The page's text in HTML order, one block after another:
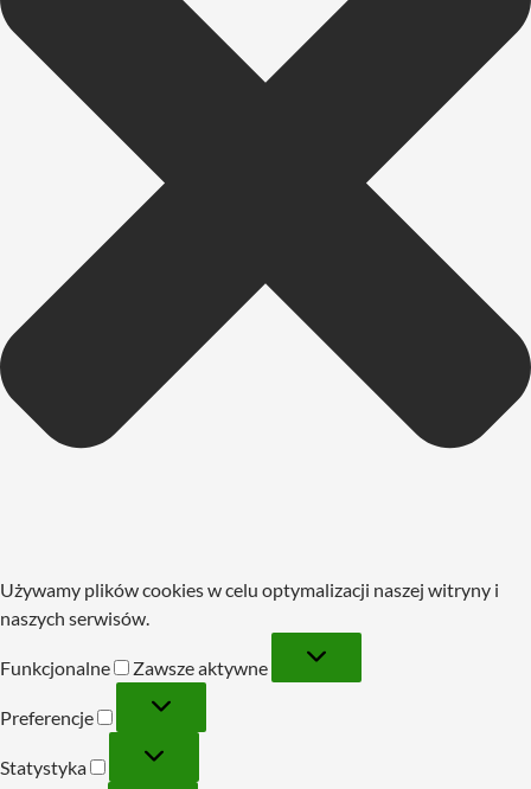
Używamy plików cookies w celu optymalizacji naszej witryny i
naszych serwisów.
Funkcjonalne
Zawsze aktywne
Preferencje
Preferencje
Statystyka
Statystyka